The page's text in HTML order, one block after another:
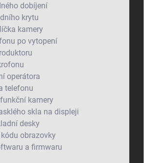
dobíjení
krytu
kamery
po vytopení
operátora
telefonu
kamery
skla na displeji
desky
obrazovky
a firmwaru